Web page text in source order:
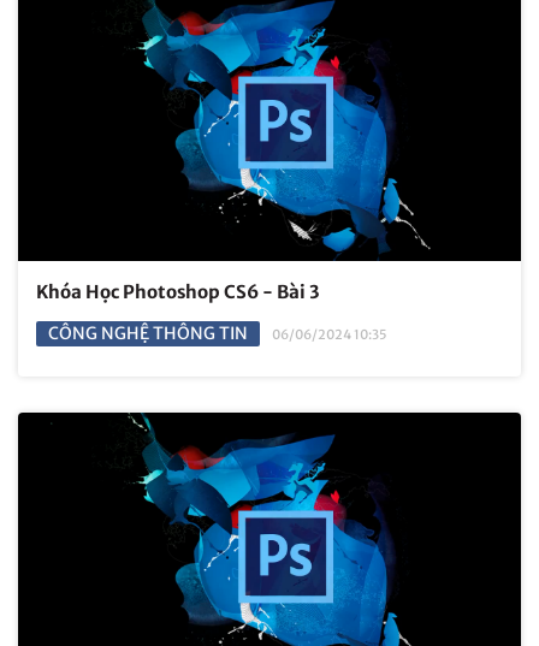
Khóa Học Photoshop CS6 - Bài 3
CÔNG NGHỆ THÔNG TIN 06/06/2024 10:35